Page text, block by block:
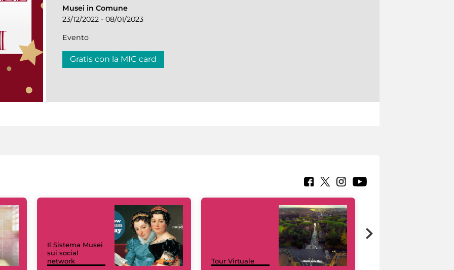
Musei in Comune
23/12/2022 - 08/01/2023
Evento
Gratis con la MIC card
Il Sistema Musei
sui social
network
Tour Virtuale